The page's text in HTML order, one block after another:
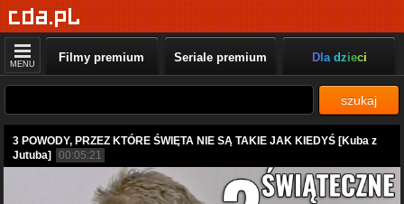
MENU Filmy premium Seriale premium Dla dzieci
szukaj
3 POWODY, PRZEZ KTÓRE ŚWIĘTA NIE SĄ TAKIE JAK KIEDYŚ [Kuba z
Jutuba]
00:05:21